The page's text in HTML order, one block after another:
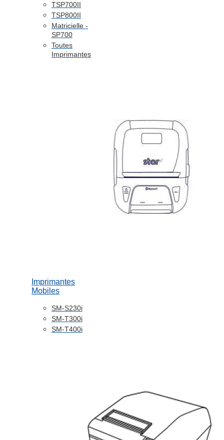
TSP700II
TSP800II
Matricielle -
SP700
Toutes
Imprimantes
Imprimantes
Mobiles
SM-S230i
SM-T300i
SM-T400i